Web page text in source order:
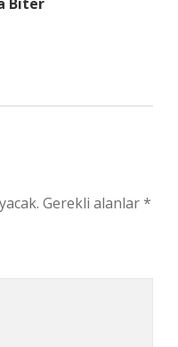
Gerekli alanlar*